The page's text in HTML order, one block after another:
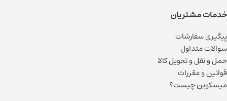
خدمات مشتریان
پیگیری سفارشات
سوالات متداول
حمل و نقل و تحویل کالا
قوانین و مقررات
میسکوین چیست؟